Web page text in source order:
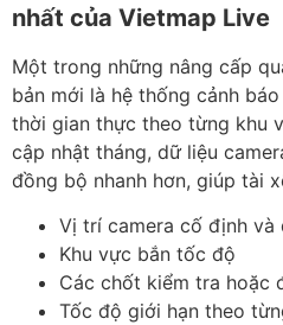
nhất của Vietmap Live
Một trong những nâng cấp
bản mới là hệ thống cảnh
thời gian thực theo từng khu
cập nhật tháng, dữ liệu
đồng bộ nhanh hơn, giúp tài
Vị trí camera cố định và
Khu vực bắn tốc độ
Các chốt kiểm tra hoặc
Tốc độ giới hạn theo